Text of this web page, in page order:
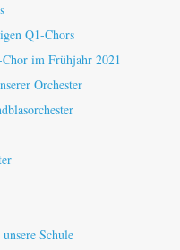
Q1-Chors
Chor im Frühjahr 2021
Orchester
Schule